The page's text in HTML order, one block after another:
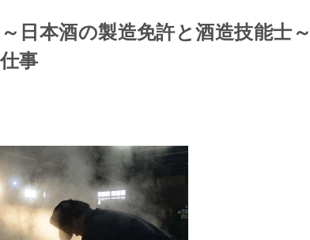
日本酒の製造免許と酒造技能士～
事